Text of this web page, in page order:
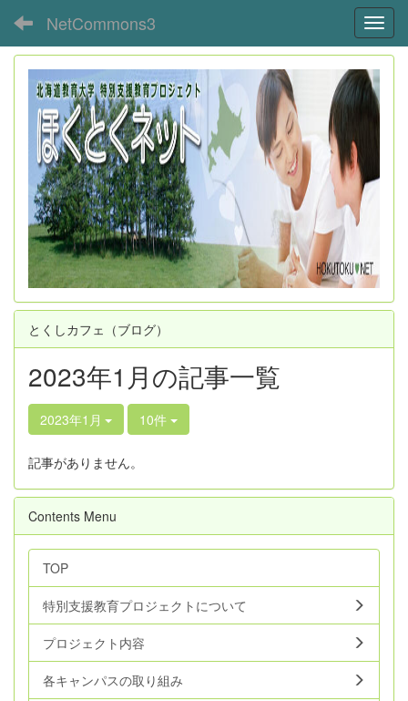
NetCommons3
とくしカフェ（ブログ）
2023年1月の記事一覧
2023年1月 10件
記事がありません。
Contents Menu
TOP
特別支援教育プロジェクトについて
プロジェクト内容
各キャンパスの取り組み